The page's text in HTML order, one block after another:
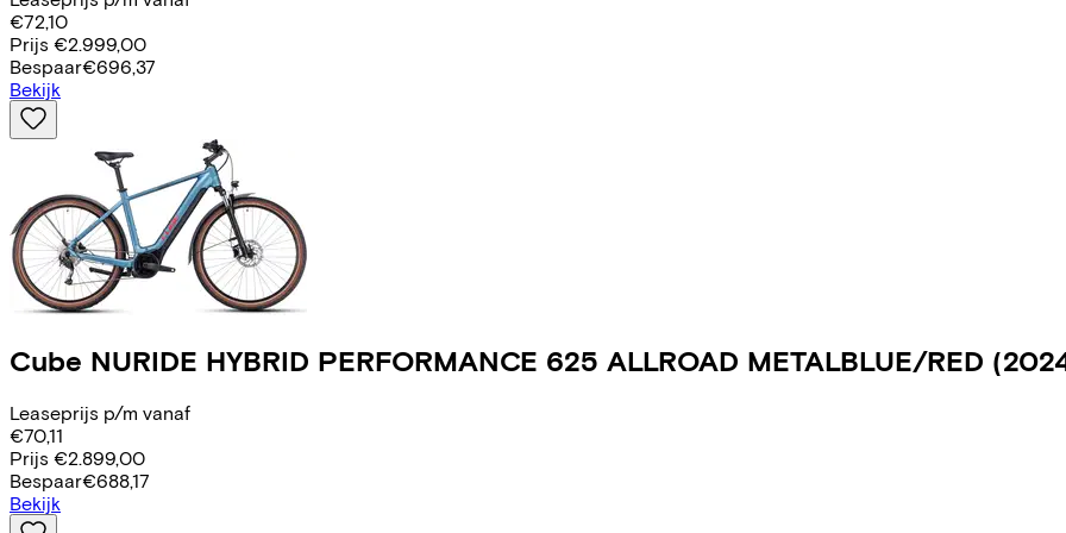
€72,10
Prijs €2.999,00
Bespaar€696,37
Bekijk
Cube NURIDE HYBRID PERFORMANCE 625 ALLROAD METALBLUE/RED
Leaseprijs p/m vanaf
€70,11
Prijs €2.899,00
Bespaar€688,17
Bekijk